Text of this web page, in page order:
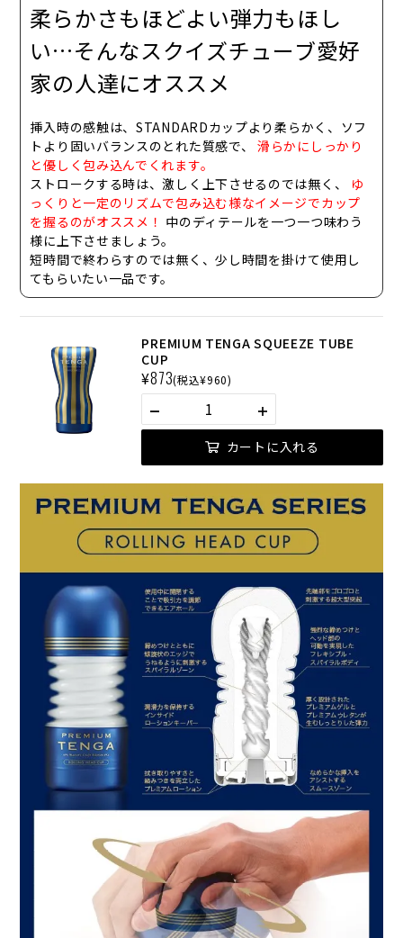
柔らかさもほどよい弾力もほし
い…そんなスクイズチューブ愛好
家の人達にオススメ
挿入時の感触は、STANDARDカップより柔らかく、ソフ
トより固いバランスのとれた質感で、
滑らかにしっかり
と優しく包み込んでくれます。
ストロークする時は、激しく上下させるのでは無く、
ゆ
っくりと一定のリズムで包み込む様なイメージでカップ
を握るのがオススメ！ 中のディテールを一つ一つ味わう
様に上下させましょう。
短時間で終わらすのでは無く、少し時間を掛けて使用し
てもらいたい一品です。
PREMIUM TENGA SQUEEZE TUBE
CUP
¥873(税込¥960)
カートに入れる